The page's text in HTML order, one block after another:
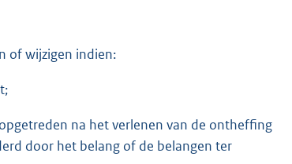
of wijzigen indien:
na het verlenen van de ontheffing
door het belang of de belangen ter